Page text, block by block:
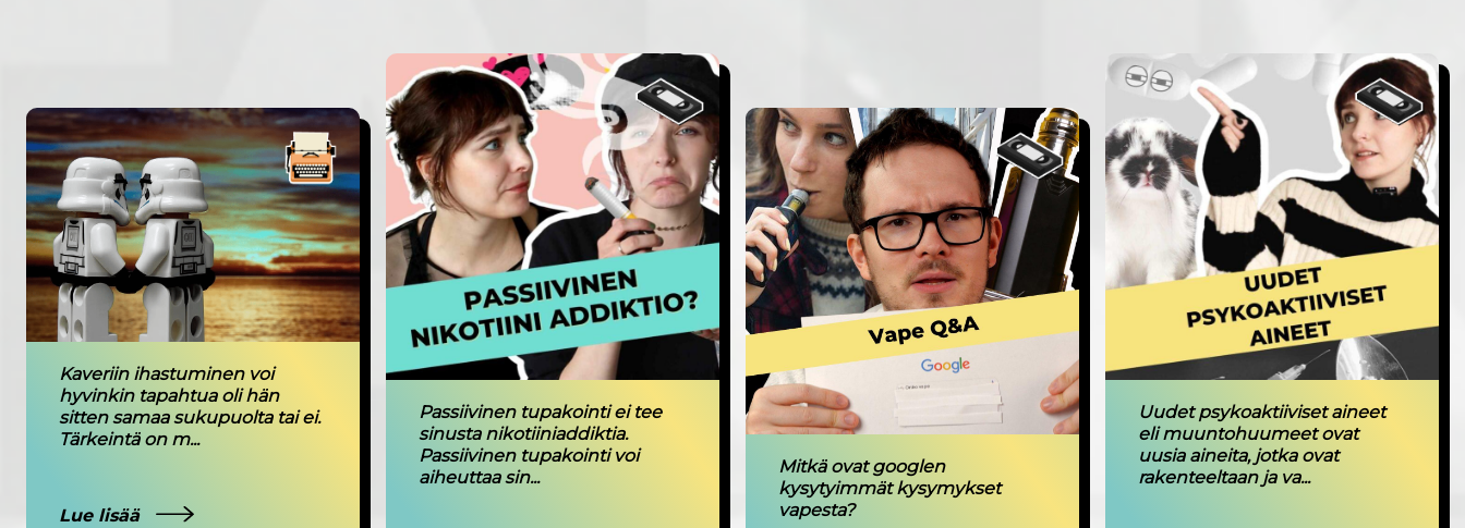
Kaveriin ihastuminen voi
hyvinkin tapahtua oli hän
sitten samaa sukupuolta tai ei.
Tärkeintä on m...
Lue lisää
Passiivinen tupakointi ei tee
sinusta nikotiiniaddiktia.
Passiivinen tupakointi voi
aiheuttaa sin...
Mitkä ovat googlen
kysytyimmät kysymykset
vapesta?
Uudet psykoaktiiviset aineet
eli muuntohuumeet ovat
uusia aineita, jotka ovat
rakenteeltaan ja va...